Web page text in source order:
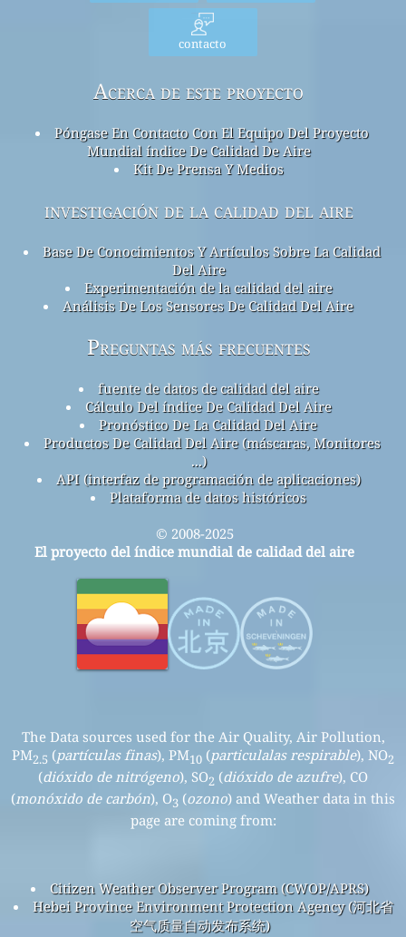
contacto
Acerca de este proyecto
Póngase En Contacto Con El Equipo Del Proyecto
Mundial índice De Calidad De Aire
Kit De Prensa Y Medios
investigación de la calidad del aire
Base De Conocimientos Y Artículos Sobre La Calidad
Del Aire
Experimentación de la calidad del aire
Análisis De Los Sensores De Calidad Del Aire
Preguntas más frecuentes
fuente de datos de calidad del aire
Cálculo Del índice De Calidad Del Aire
Pronóstico De La Calidad Del Aire
Productos De Calidad Del Aire (máscaras, Monitores
...)
API (interfaz de programación de aplicaciones)
Plataforma de datos históricos
© 2008-2025
El proyecto del índice mundial de calidad del aire
The Data sources used for the Air Quality, Air Pollution,
PM2.5 (partículas finas), PM10 (particulalas respirable), NO2
(dióxido de nitrógeno), SO2 (dióxido de azufre), CO
(monóxido de carbón), O3 (ozono) and Weather data in this
page are coming from:
Citizen Weather Observer Program (CWOP/APRS)
Hebei Province Environment Protection Agency (河北省
空气质量自动发布系统)